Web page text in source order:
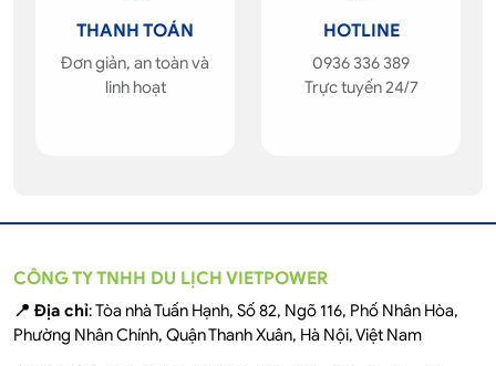
THANH TOÁN
Đơn giản, an toàn và
linh hoạt
HOTLINE
0936 336 389
Trực tuyến 24/7
CÔNG TY TNHH DU LỊCH VIETPOWER
📍 Địa chỉ: Tòa nhà Tuấn Hạnh, Số 82, Ngõ 116, Phố Nhân Hòa,
Phường Nhân Chính, Quận Thanh Xuân, Hà Nội, Việt Nam